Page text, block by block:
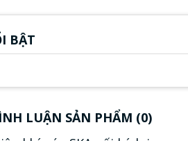
BẬT
LUẬN SẢN PHẨM (0)